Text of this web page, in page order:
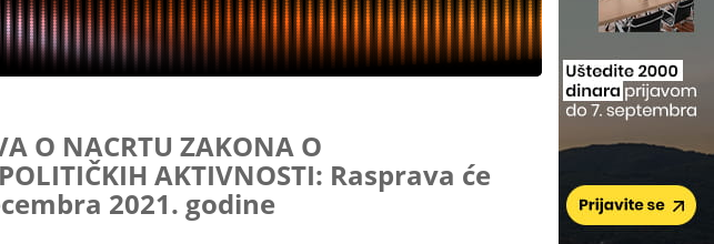
O NACRTU ZAKONA O
AKTIVNOSTI: Rasprava će
2021. godine